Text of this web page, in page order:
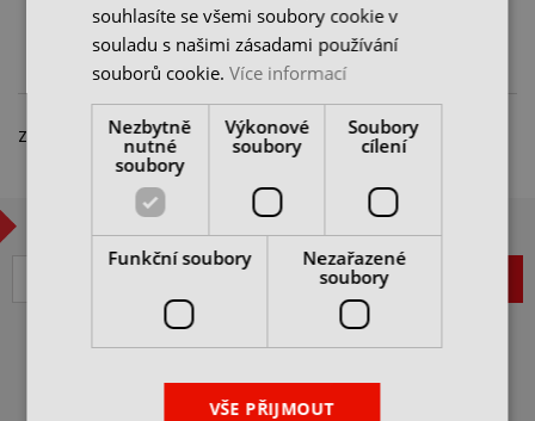
DO KOŠÍKU
DO KOŠÍKU
Zobrazeno 1 – 2 z 2 položek
CHCETE BÝT V OBRAZE?
ZAREGISTROVAT
souhlasíte se všemi soubory cookie v
souladu s našimi zásadami používání
souborů cookie.Více informací
Nezbytně
nutné
soubory
Výkonové
soubory
Soubory
cílení
Funkční soubory
Nezařazené
soubory
VŠE PŘIJMOUT